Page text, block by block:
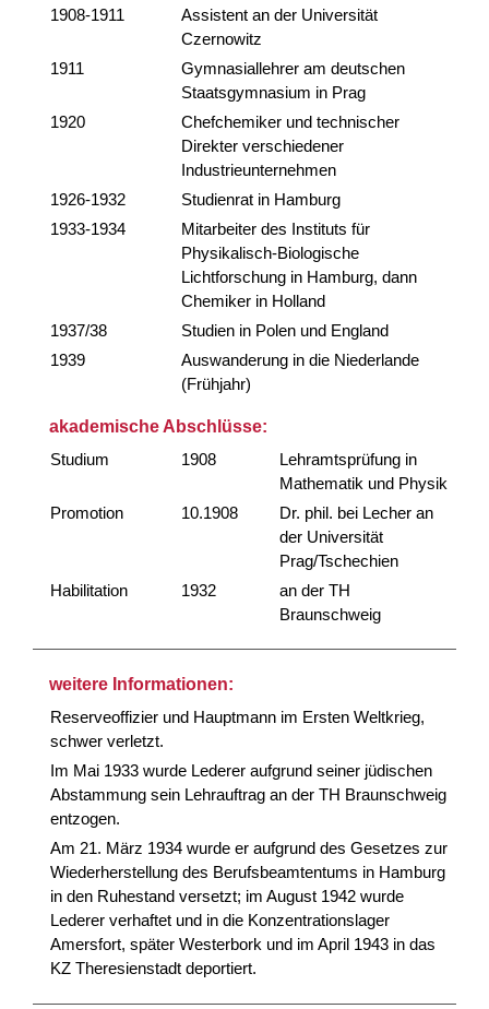
1908-1911
Assistent an der Universität
Czernowitz
1911
Gymnasiallehrer am deutschen
Staatsgymnasium in Prag
1920
Chefchemiker und technischer
Direkter verschiedener
Industrieunternehmen
1926-1932
Studienrat in Hamburg
1933-1934
Mitarbeiter des Instituts für
Physikalisch-Biologische
Lichtforschung in Hamburg, dann
Chemiker in Holland
1937/38
Studien in Polen und England
1939
Auswanderung in die Niederlande
(Frühjahr)
akademische Abschlüsse:
Studium
1908
Lehramtsprüfung in
Mathematik und Physik
Promotion
10.1908
Dr. phil. bei Lecher an
der Universität
Prag/Tschechien
Habilitation
1932
an der TH
Braunschweig
weitere Informationen:
Reserveoffizier und Hauptmann im Ersten Weltkrieg,
schwer verletzt.
Im Mai 1933 wurde Lederer aufgrund seiner jüdischen
Abstammung sein Lehrauftrag an der TH Braunschweig
entzogen.
Am 21. März 1934 wurde er aufgrund des Gesetzes zur
Wiederherstellung des Berufsbeamtentums in Hamburg
in den Ruhestand versetzt; im August 1942 wurde
Lederer verhaftet und in die Konzentrationslager
Amersfort, später Westerbork und im April 1943 in das
KZ Theresienstadt deportiert.